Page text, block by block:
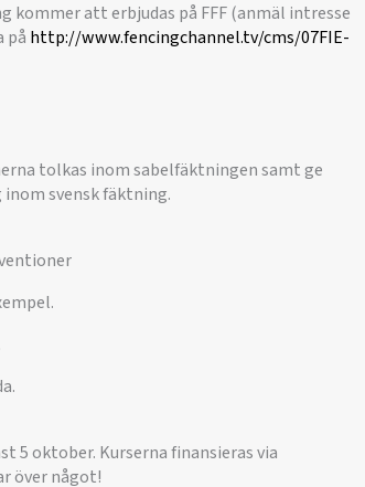
att erbjudas på FFF (anmäl intresse
på http://www.fencingchannel.tv/cms/07FIE-
tolkas inom sabelfäktningen samt ge
svensk fäktning.
5 oktober. Kurserna finansieras via
över något!